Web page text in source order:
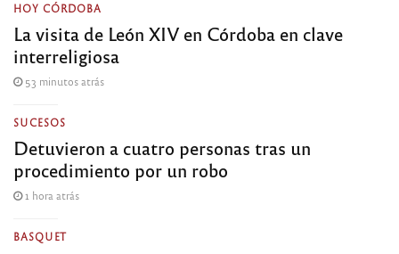
HOY CÓRDOBA
La visita de León XIV en Córdoba en clave
interreligiosa
53 minutos atrás
SUCESOS
Detuvieron a cuatro personas tras un
procedimiento por un robo
1 hora atrás
BASQUET